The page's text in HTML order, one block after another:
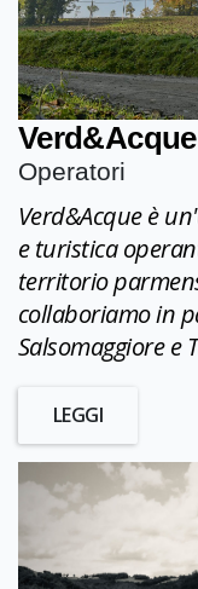
Verd&Acque
Operatori
Verd&Acque è
e turistica
territorio
collaboriamo in
Salsomaggiore e
LEGGI